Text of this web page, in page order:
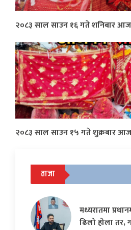
२०८३ साल साउन १६ गते शनिबार
२०८३ साल साउन १५ गते शुक्रबार
ताजा
मध्यरातमा
ढिलो होला